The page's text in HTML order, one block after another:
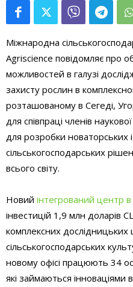
Міжнародна
Agriscience повідомляє про
можливостей в галузі
захисту рослин в
розташованому в Сегеді,
для співпраці членів
для розробки новаторських і
сільськогосподарських
всього світу.
Новий інтегрований центр в
інвестицій 1,9 млн доларів
комплексних дослідницьких
сільськогосподарських
новому офісі працюють 34
які займаються інноваціями